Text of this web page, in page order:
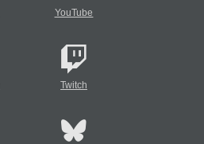
YouTube
Twitch